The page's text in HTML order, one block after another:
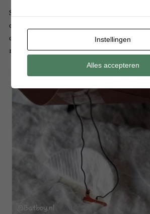
Steek het ijzerdraad eerst in de punt van het
daarna in de deksel. Bevestig het aan de
door het ijzerdraad een paar keer te draaien
resterende draad af.
Instellingen
Alles accepteren